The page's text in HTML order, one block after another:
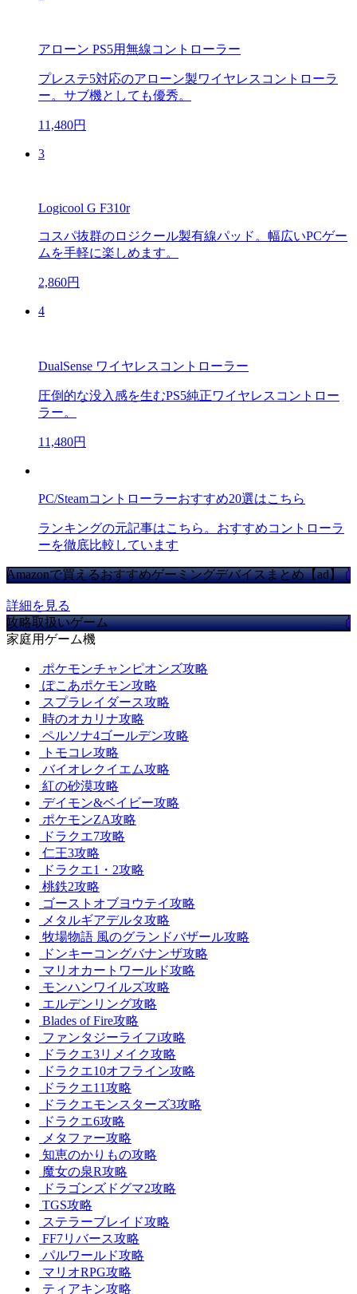
アローン PS5用無線コントローラー
プレステ5対応のアローン製ワイヤレスコントローラ
ー。サブ機としても優秀。
11,480円
3
Logicool G F310r
コスパ抜群のロジクール製有線パッド。幅広いPCゲー
ムを手軽に楽しめます。
2,860円
4
DualSense ワイヤレスコントローラー
圧倒的な没入感を生むPS5純正ワイヤレスコントロー
ラー。
11,480円
PC/Steamコントローラーおすすめ20選はこちら
ランキングの元記事はこちら。おすすめコントローラ
ーを徹底比較しています
Amazonで買えるおすすめゲーミングデバイスまとめ【ad】
詳細を見る
攻略取扱いゲーム
家庭用ゲーム機
ポケモンチャンピオンズ攻略
ぽこあポケモン攻略
スプラレイダース攻略
時のオカリナ攻略
ペルソナ4ゴールデン攻略
トモコレ攻略
バイオレクイエム攻略
紅の砂漠攻略
デイモン&ベイビー攻略
ポケモンZA攻略
ドラクエ7攻略
仁王3攻略
ドラクエ1・2攻略
桃鉄2攻略
ゴーストオブヨウテイ攻略
メタルギアデルタ攻略
牧場物語 風のグランドバザール攻略
ドンキーコングバナンザ攻略
マリオカートワールド攻略
モンハンワイルズ攻略
エルデンリング攻略
Blades of Fire攻略
ファンタジーライフi攻略
ドラクエ3リメイク攻略
ドラクエ10オフライン攻略
ドラクエ11攻略
ドラクエモンスターズ3攻略
ドラクエ6攻略
メタファー攻略
知恵のかりもの攻略
魔女の泉R攻略
ドラゴンズドグマ2攻略
TGS攻略
ステラーブレイド攻略
FF7リバース攻略
パルワールド攻略
マリオRPG攻略
ティアキン攻略